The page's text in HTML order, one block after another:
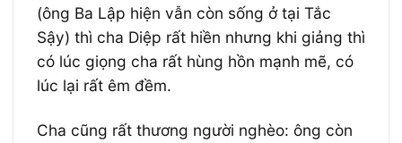
(ông Ba Lập hiện vẫn còn sống ở tại Tắc
Sậy) thì cha Diệp rất hiền nhưng khi giảng thì
có lúc giọng cha rất hùng hồn mạnh mẽ, có
lúc lại rất êm đềm.
Cha cũng rất thương người nghèo: ông còn